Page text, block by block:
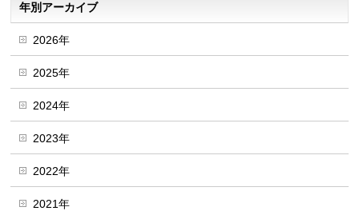
年別アーカイブ
2026年
2025年
2024年
2023年
2022年
2021年